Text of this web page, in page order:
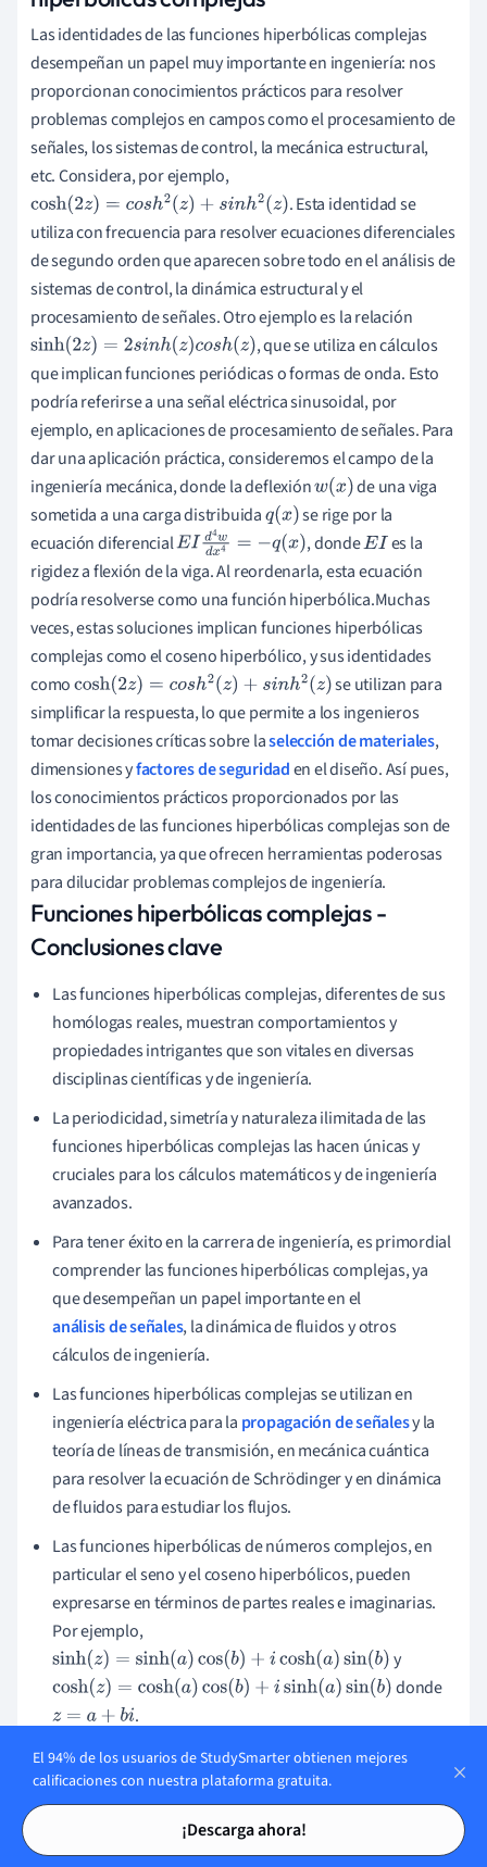
Tarjetas de estudio
Tarjetas de estudio
Las identidades de las funciones hiperbólicas complejas
desempeñan un papel muy importante en ingeniería: nos
proporcionan conocimientos prácticos para resolver
problemas complejos en campos como el procesamiento de
señales, los sistemas de control, la mecánica estructural,
etc. Considera, por ejemplo,
cosh(2z)= os h2(z)+sinh 2(z )
. Esta identidad se
utiliza con frecuencia para resolver ecuaciones diferenciales
de segundo orden que aparecen sobre todo en el análisis de
sistemas de control, la dinámica estructural y el
procesamiento de señales. Otro ejemplo es la relación
sinh(2z)=2 sinh(z)cosh(z)
, que se utiliza en cálculos
que implican funciones periódicas o formas de onda. Esto
podría referirse a una señal eléctrica sinusoidal, por
ejemplo, en aplicaciones de procesamiento de señales. Para
dar una aplicación práctica, consideremos el campo de la
ingeniería mecánica, donde la deflexiónw(x) de una viga
sometida a una carga distribuidaq(x) se rige por la
ecuación diferencialEId4wd 4= −q(x) , dondeEI es la
rigidez a flexión de la viga. Al reordenarla, esta ecuación
podría resolverse como una función hiperbólica.Muchas
veces, estas soluciones implican funciones hiperbólicas
complejas como el coseno hiperbólico, y sus identidades
comocosh(2z)=c os h2(z)+sinh 2(z )
se utilizan para
simplificar la respuesta, lo que permite a los ingenieros
tomar decisiones críticas sobre laselección de materiales,
dimensiones yfactores de seguridaden el diseño. Así pues,
los conocimientos prácticos proporcionados por las
identidades de las funciones hiperbólicas complejas son de
gran importancia, ya que ofrecen herramientas poderosas
para dilucidar problemas complejos de ingeniería.
Funciones hiperbólicas complejas -
Conclusiones clave
Las funciones hiperbólicas complejas, diferentes de sus
homólogas reales, muestran comportamientos y
propiedades intrigantes que son vitales en diversas
disciplinas científicas y de ingeniería.
La periodicidad, simetría y naturaleza ilimitada de las
funciones hiperbólicas complejas las hacen únicas y
cruciales para los cálculos matemáticos y de ingeniería
avanzados.
Para tener éxito en la carrera de ingeniería, es primordial
comprender las funciones hiperbólicas complejas, ya
que desempeñan un papel importante en el
análisis de señales, la dinámica de fluidos y otros
cálculos de ingeniería.
Las funciones hiperbólicas complejas se utilizan en
ingeniería eléctrica para la propagación de señalesy la
teoría de líneas de transmisión, en mecánica cuántica
para resolver la ecuación de Schrödinger y en dinámica
de fluidos para estudiar los flujos.
Las funciones hiperbólicas de números complejos, en
particular el seno y el coseno hiperbólicos, pueden
expresarse en términos de partes reales e imaginarias.
Por ejemplo,
sinh(z)= sinh(a)cos(b)+icosh (a) sin(b)
y
cosh(z)= cosh(a)cos(b)+isinh (a) sin(b)
donde
z=a+ bi .
Temas similares en Ingeniería
El 94% de los usuarios de StudySmarter obtienen mejores
calificaciones con nuestra plataforma gratuita.
¡Descarga ahora!